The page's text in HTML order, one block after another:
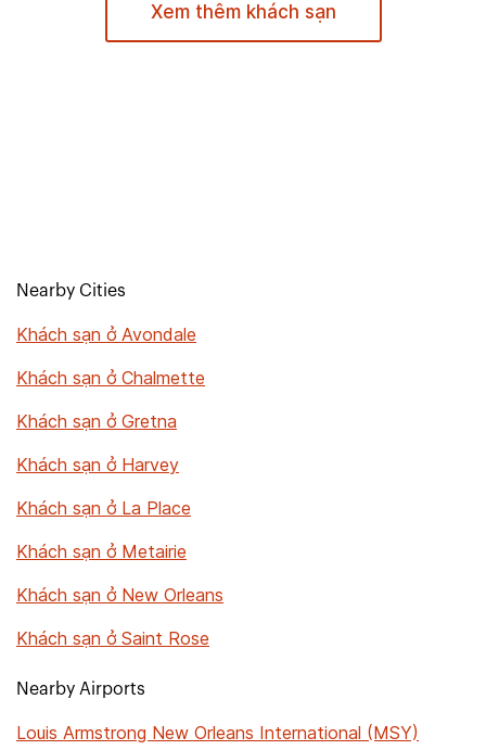
Xem thêm khách sạn
Nearby Cities
Khách sạn ở Avondale
Khách sạn ở Chalmette
Khách sạn ở Gretna
Khách sạn ở Harvey
Khách sạn ở La Place
Khách sạn ở Metairie
Khách sạn ở New Orleans
Khách sạn ở Saint Rose
Nearby Airports
Louis Armstrong New Orleans International (MSY)